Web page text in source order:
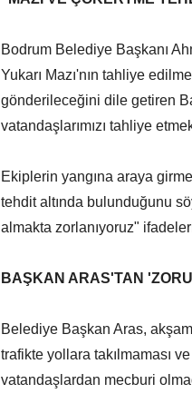
Bodrum Belediye Başkanı
Yukarı Mazı'nın tahliye
gönderileceğini dile getiren
vatandaşlarımızı tahliye
Ekiplerin yangına araya
tehdit altında bulunduğunu
almakta zorlanıyoruz"
BAŞKAN ARAS'TAN
Belediye Başkan Aras,
trafikte yollara takılmaması
vatandaşlardan mecburi